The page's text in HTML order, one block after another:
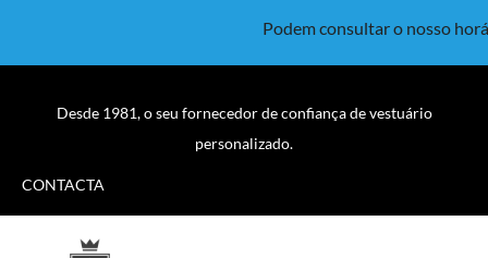
Podem consultar o nosso
Desde 1981, o seu fornecedor de confiança de vestuário
personalizado.
CONTACTA